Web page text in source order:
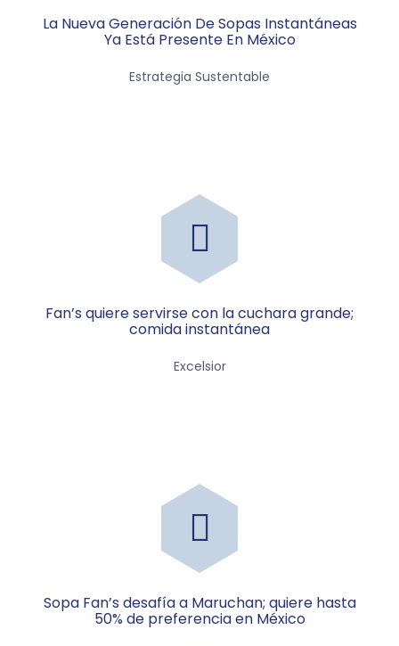
La Nueva Generación De Sopas Instantáneas
Ya Está Presente En México
Estrategia Sustentable
Fan’s quiere servirse con la cuchara grande;
comida instantánea
Excelsior
Sopa Fan’s desafía a Maruchan; quiere hasta
50% de preferencia en México